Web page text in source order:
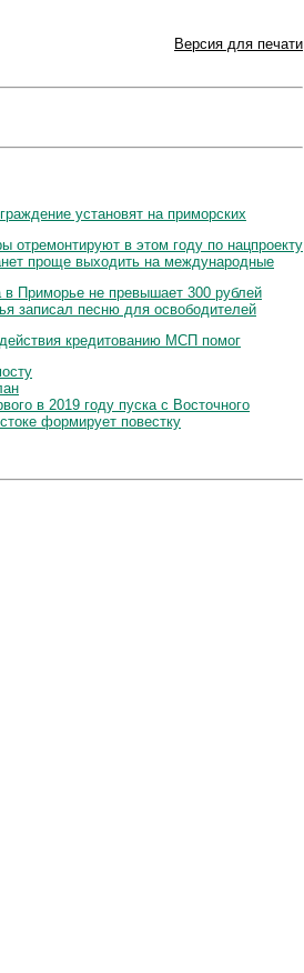
Версия для печати
установят на приморских
отремонтируют в этом году по нацпроекту
проще выходить на международные
в Приморье не превышает 300 рублей
записал песню для освободителей
кредитованию МСП помог
в 2019 году пуска с Восточного
формирует повестку